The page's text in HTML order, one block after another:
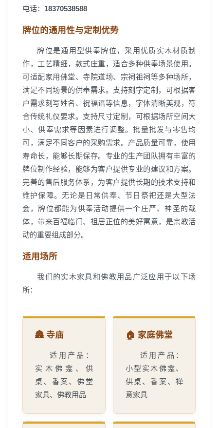
电话： 18370538588
牌位的通用性与定制优势
牌位是通用型供奉牌位，采用优质实木材质制
作，工艺精细，款式庄重，适合多种供奉场景使用。
可适配家用佛堂、寺院道场、宗祠祖祠等多种场所，
满足不同场景的供奉需求。支持刻字定制，可根据客
户需求刻写姓名、祝福语等信息，字体清晰美观，符
合传统礼仪要求。支持尺寸定制，可根据场所空间大
小、供奉需求等因素进行调整。批量批发与零售均
可，满足不同客户的采购需求。产品质量可靠，使用
寿命长，能够长期保存。专业的生产团队拥有丰富的
牌位制作经验，能够为客户提供专业的建议和方案。
完善的售后服务体系，为客户提供长期的技术支持和
维护保障。无论是日常供奉、节日祭祀还是大型法
会，牌位都能为供奉活动提供一个庄严、神圣的载
体，带来百福临门、祖居正位的美好寓意，是宗教活
动的重要组成部分。
适用场所
我们的实木家具和佛教用品广泛应用于以下场
所：
🏯 寺庙
适用产品：
实木佛龛、供
桌、香案、佛堂
家具、佛教用品
🏠 家庭佛堂
适用产品：
小型实木佛龛、
供桌、香案、禅
意家具